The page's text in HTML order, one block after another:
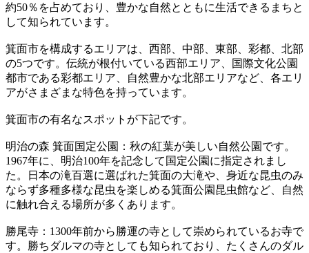
約50％を占めており、豊かな自然とともに生活できるまちと
して知られています。
箕面市を構成するエリアは、西部、中部、東部、彩都、北部
の5つです。伝統が根付いている西部エリア、国際文化公園
都市である彩都エリア、自然豊かな北部エリアなど、各エリ
アがさまざまな特色を持っています。
箕面市の有名なスポットが下記です。
明治の森 箕面国定公園：秋の紅葉が美しい自然公園です。
1967年に、明治100年を記念して国定公園に指定されまし
た。日本の滝百選に選ばれた箕面の大滝や、身近な昆虫のみ
ならず多種多様な昆虫を楽しめる箕面公園昆虫館など、自然
に触れ合える場所が多くあります。
勝尾寺：1300年前から勝運の寺として崇められているお寺で
す。勝ちダルマの寺としても知られており、たくさんのダル